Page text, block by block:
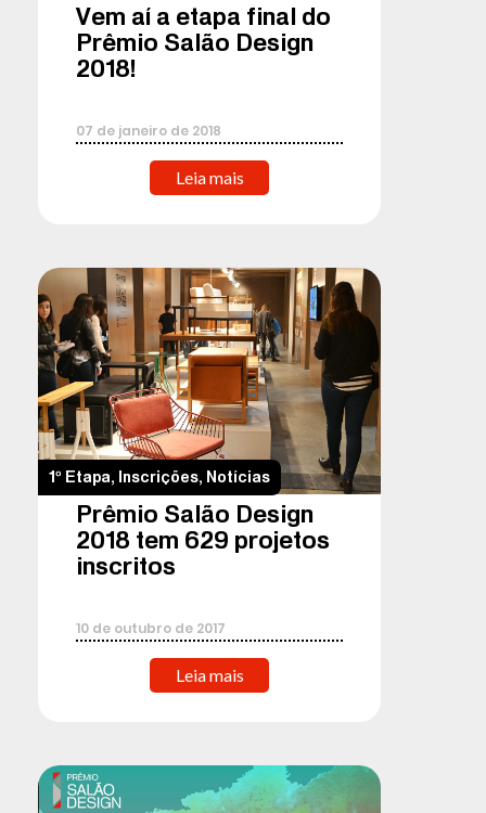
Vem aí a etapa final do
Prêmio Salão Design
2018!
07 de janeiro de 2018
Leia mais
1º Etapa, Inscrições, Notícias
Prêmio Salão Design
2018 tem 629 projetos
inscritos
10 de outubro de 2017
Leia mais